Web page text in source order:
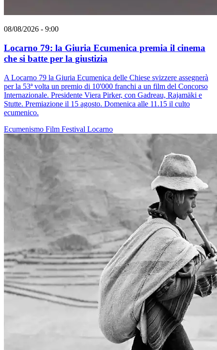
08/08/2026 - 9:00
Locarno 79: la Giuria Ecumenica premia il cinema
che si batte per la giustizia
A Locarno 79 la Giuria Ecumenica delle Chiese svizzere assegnerà
per la 53ª volta un premio di 10'000 franchi a un film del Concorso
Internazionale. Presidente Viera Pirker, con Gadreau, Rajamäki e
Stutte. Premiazione il 15 agosto. Domenica alle 11.15 il culto
ecumenico.
Ecumenismo Film Festival Locarno